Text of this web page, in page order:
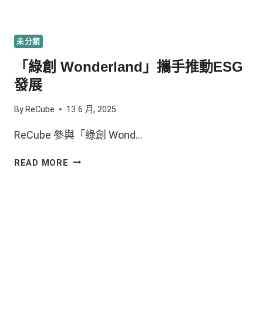
未分類
「綠創 Wonderland」攜手推動ESG
發展
By ReCube 13 6 月, 2025
ReCube 參與「綠創 Wond…
READ MORE